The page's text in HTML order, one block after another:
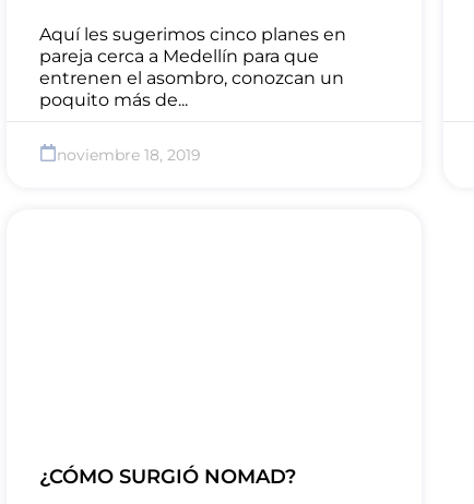
Aquí les sugerimos cinco planes en
pareja cerca a Medellín para que
entrenen el asombro, conozcan un
poquito más de...
noviembre 18, 2019
¿CÓMO SURGIÓ NOMAD?